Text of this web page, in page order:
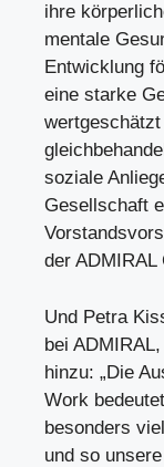
ihre
mentale
Entwicklung
eine starke
wertgeschätzt
soziale
Gesellschaft
der ADMIRAL
Und Petra
bei
hinzu: „Die
Work
besonders
und so unsere